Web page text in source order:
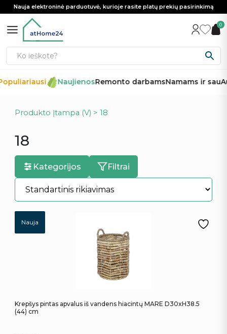
Nauja elektroninė parduotuvė, kurioje rasite platų prekių pasirinkimą
0
NaujienosRemonto darbamsNamams ir sau
Produkto Įtampa (V) > 18
18
Kategorijos Filtrai
Nauja
Krepšys pintas apvalus iš vandens hiacintų MARE D30xH38.5
(44) cm